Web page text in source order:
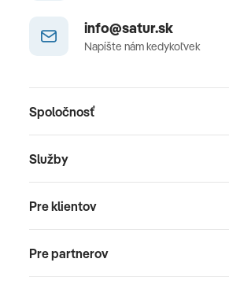
info@satur.sk
Napíšte nám kedykoľvek
Spoločnosť
Služby
Pre klientov
Pre partnerov